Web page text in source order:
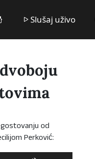
Slušaj uživo
od
Perković: